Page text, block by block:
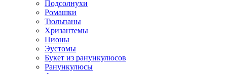
Подсолнухи
Ромашки
Тюльпаны
Хризантемы
Пионы
Эустомы
Букет из ранункулюсов
Ранункулюсы